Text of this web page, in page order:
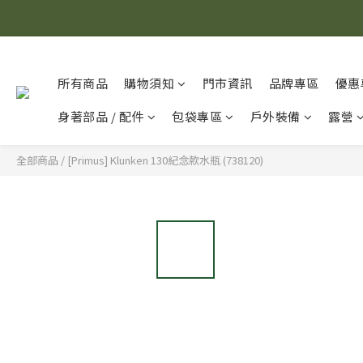
所有商品 購物須知 門市資訊 品牌專區
優
身著部品 / 配件
包袋專區 戶外裝備 露營
全部商品 / [Primus] Klunken 130紀念款水瓶 (738120)